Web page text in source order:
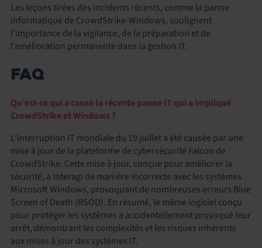
Les leçons tirées des incidents récents, comme la panne
informatique de CrowdStrike-Windows, soulignent
l’importance de la vigilance, de la préparation et de
l’amélioration permanente dans la gestion IT.
FAQ
Qu’est-ce qui a causé la récente panne IT qui a impliqué
CrowdStrike et Windows ?
L’interruption IT mondiale du 19 juillet a été causée par une
mise à jour de la plateforme de cybersécurité Falcon de
CrowdStrike. Cette mise à jour, conçue pour améliorer la
sécurité, a interagi de manière incorrecte avec les systèmes
Microsoft Windows, provoquant de nombreuses erreurs Blue
Screen of Death (BSOD). En résumé, le même logiciel conçu
pour protéger les systèmes a accidentellement provoqué leur
arrêt, démontrant les complexités et les risques inhérents
aux mises à jour des systèmes IT.